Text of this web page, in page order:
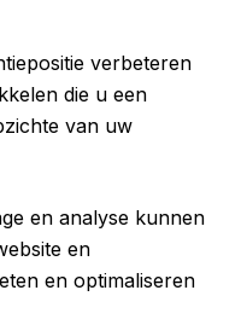
verbeteren
die u een
van uw
en analyse kunnen
en
en optimaliseren